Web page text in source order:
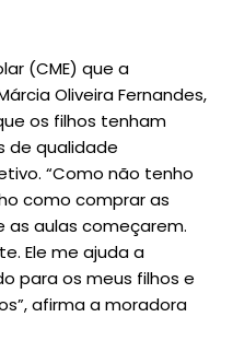
(CME) que a
Oliveira Fernandes,
os filhos tenham
de qualidade
“Como não tenho
como comprar as
as aulas começarem.
Ele me ajuda a
para os meus filhos e
afirma a moradora